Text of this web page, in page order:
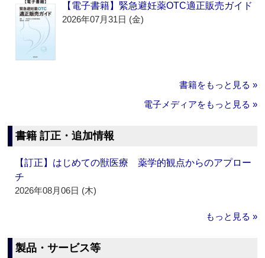
【電子書籍】緊急避妊薬OTC適正販売ガイド
2026年07月31日 (金)
書籍をもっと見る »
電子メディアをもっと見る »
書籍 訂正・追加情報
【訂正】はじめての獣医療 薬学的観点からのアプロー
チ
2026年08月06日 (木)
もっと見る »
製品・サービス等